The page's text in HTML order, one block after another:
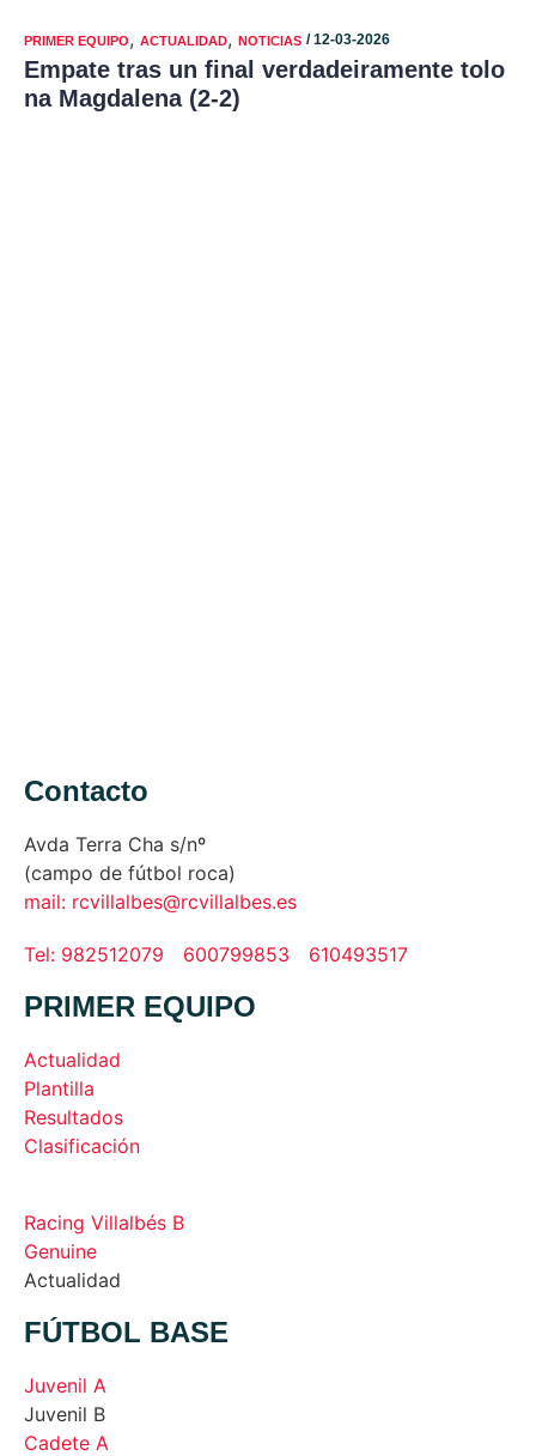
PRIMER EQUIPO, ACTUALIDAD, NOTICIAS / 12-03-2026
Empate tras un final verdadeiramente tolo
na Magdalena (2-2)
Contacto
Avda Terra Cha s/nº
(campo de fútbol roca)
mail: rcvillalbes@rcvillalbes.es
Tel: 982512079 600799853 610493517
PRIMER EQUIPO
Actualidad
Plantilla
Resultados
Clasificación
Racing Villalbés B
Genuine
Actualidad
FÚTBOL BASE
Juvenil A
Juvenil B
Cadete A